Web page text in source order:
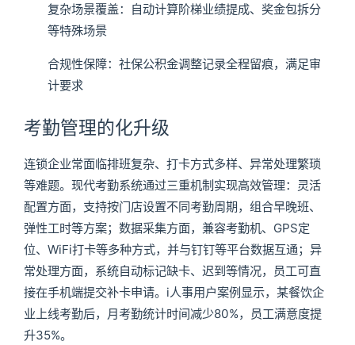
复杂场景覆盖：自动计算阶梯业绩提成、奖金包拆分
等特殊场景
合规性保障：社保公积金调整记录全程留痕，满足审
计要求
考勤管理的化升级
连锁企业常面临排班复杂、打卡方式多样、异常处理繁琐
等难题。现代考勤系统通过三重机制实现高效管理：灵活
配置方面，支持按门店设置不同考勤周期，组合早晚班、
弹性工时等方案；数据采集方面，兼容考勤机、GPS定
位、WiFi打卡等多种方式，并与钉钉等平台数据互通；异
常处理方面，系统自动标记缺卡、迟到等情况，员工可直
接在手机端提交补卡申请。i人事用户案例显示，某餐饮企
业上线考勤后，月考勤统计时间减少80%，员工满意度提
升35%。